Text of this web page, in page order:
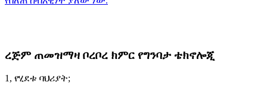
ረጅም ጠመዝማዛ ቦረቦረ ክምር የግንባታ ቴክኖሎጂ
1, የሂደቱ ባህሪያት;